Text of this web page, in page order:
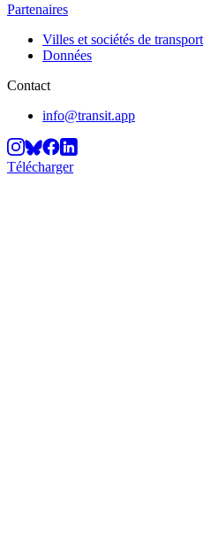
Partenaires
Villes et sociétés de transport
Données
Contact
info@transit.app
Télécharger